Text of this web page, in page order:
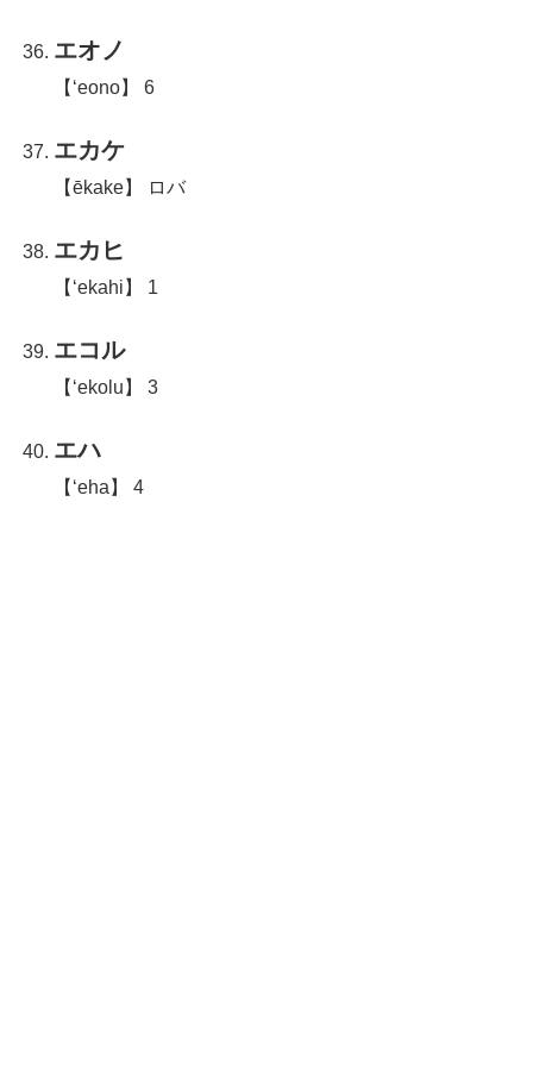
エオノ
【‘eono】 6
エカケ
【ēkake】 ロバ
エカヒ
【‘ekahi】 1
エコル
【‘ekolu】 3
エハ
【‘eha】 4